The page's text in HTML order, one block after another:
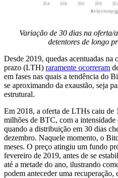
Variação de 30 dias na
detentores de longo
Desde 2019, quedas acentuadas na
prazo (LTH) raramente ocorreram
em fases nas quais a tendência do
se aproximando da exaustão, seja
estrutural.
Em 2018, a oferta de LTHs caiu de
milhões de BTC, com a
quando a distribuição em 30 dias
dezembro. Naquele momento, o
meses. O preço atingiu um fundo
fevereiro de 2019, antes de se
até a metade do ano, ilustrando
podem anteceder uma recuperação,